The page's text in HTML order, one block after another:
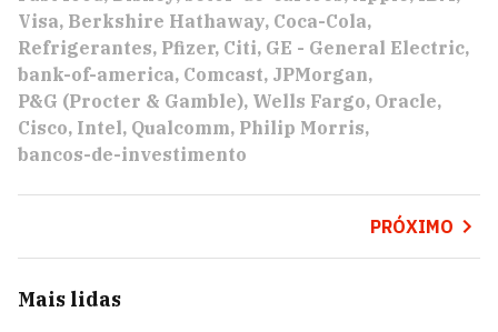
Visa Berkshire Hathaway Coca-Cola
Refrigerantes Pfizer Citi GE - General Electric
bank-of-america Comcast JPMorgan
P&G (Procter & Gamble) Wells Fargo Oracle
Cisco Intel Qualcomm Philip Morris
bancos-de-investimento
PRÓXIMO
Mais lidas